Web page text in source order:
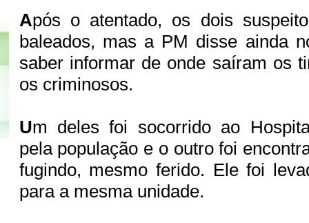
Após o atentado, os dois
baleados, mas a PM disse ainda
saber informar de onde saíram os
os criminosos.
Um deles foi socorrido ao
pela população e o outro foi
fugindo, mesmo ferido. Ele foi
para a mesma unidade.